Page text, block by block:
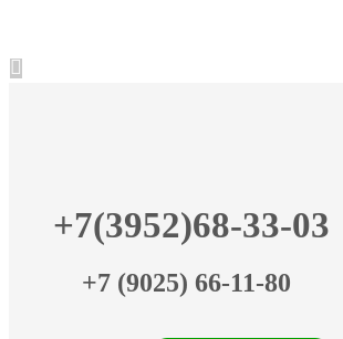
+7(3952)68-33-03
+7 (9025) 66-11-80